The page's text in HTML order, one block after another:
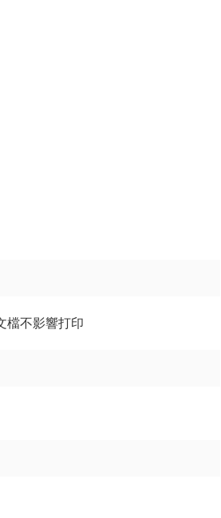
檔不影響打印